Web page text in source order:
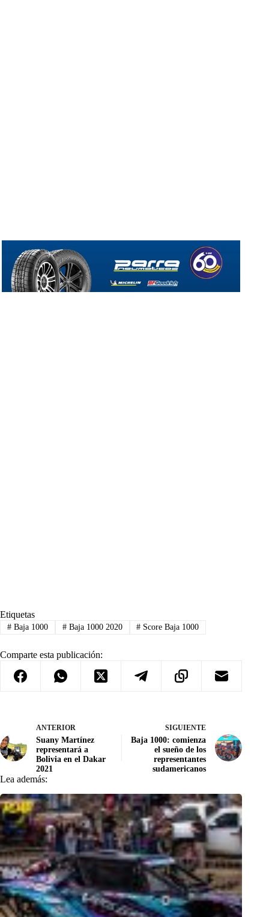
Etiquetas
#Baja 1000 #Baja 1000 2020 # Score Baja 1000
Comparte esta publicación:
ANTERIOR
Suany Martínez
representará a
Bolivia en el Dakar
2021
SIGUIENTE
Baja 1000: comienza
el sueño de los
representantes
sudamericanos
Lea además: